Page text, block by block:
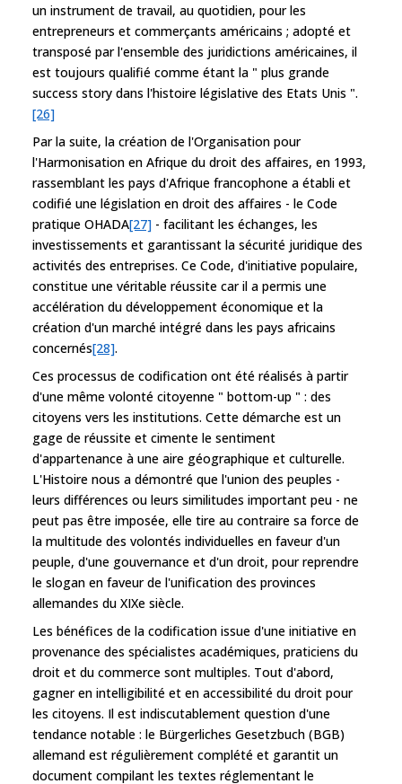
un instrument de travail, au quotidien, pour les
entrepreneurs et commerçants américains ; adopté et
transposé par l'ensemble des juridictions américaines, il
est toujours qualifié comme étant la " plus grande
success story dans l'histoire législative des Etats Unis ".
[26]
Par la suite, la création de l'Organisation pour
l'Harmonisation en Afrique du droit des affaires, en 1993,
rassemblant les pays d'Afrique francophone a établi et
codifié une législation en droit des affaires - le Code
pratique OHADA[27] - facilitant les échanges, les
investissements et garantissant la sécurité juridique des
activités des entreprises. Ce Code, d'initiative populaire,
constitue une véritable réussite car il a permis une
accélération du développement économique et la
création d'un marché intégré dans les pays africains
concernés[28].
Ces processus de codification ont été réalisés à partir
d'une même volonté citoyenne " bottom-up " : des
citoyens vers les institutions. Cette démarche est un
gage de réussite et cimente le sentiment
d'appartenance à une aire géographique et culturelle.
L'Histoire nous a démontré que l'union des peuples -
leurs différences ou leurs similitudes important peu - ne
peut pas être imposée, elle tire au contraire sa force de
la multitude des volontés individuelles en faveur d'un
peuple, d'une gouvernance et d'un droit, pour reprendre
le slogan en faveur de l'unification des provinces
allemandes du XIXe siècle.
Les bénéfices de la codification issue d'une initiative en
provenance des spécialistes académiques, praticiens du
droit et du commerce sont multiples. Tout d'abord,
gagner en intelligibilité et en accessibilité du droit pour
les citoyens. Il est indiscutablement question d'une
tendance notable : le Bürgerliches Gesetzbuch (BGB)
allemand est régulièrement complété et garantit un
document compilant les textes réglementant le